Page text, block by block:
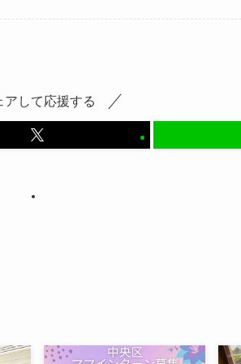
アして応援する